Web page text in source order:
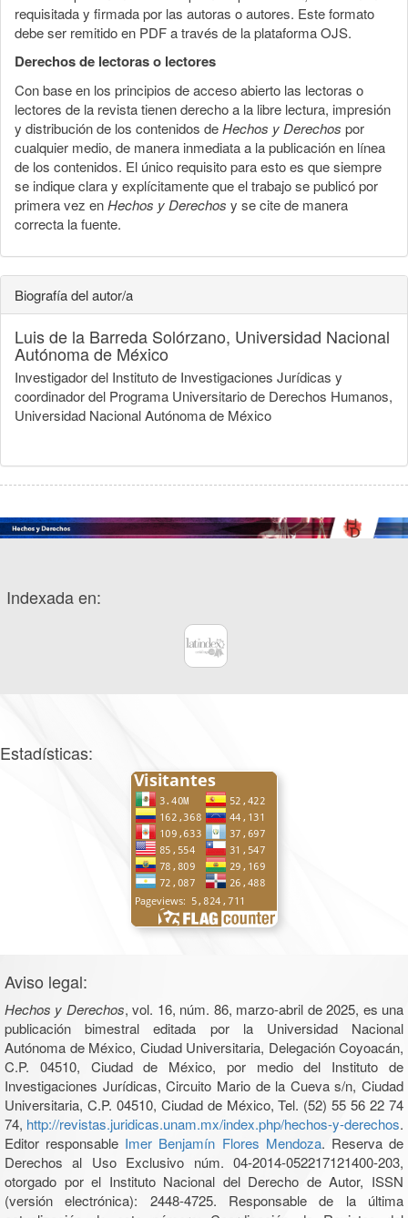
requisitada y firmada por las autoras o autores. Este formato
debe ser remitido en PDF a través de la plataforma OJS.
Derechos de lectoras o lectores
Con base en los principios de acceso abierto las lectoras o
lectores de la revista tienen derecho a la libre lectura, impresión
y distribución de los contenidos deHechos y Derechos por
cualquier medio, de manera inmediata a la publicación en línea
de los contenidos. El único requisito para esto es que siempre
se indique clara y explícitamente que el trabajo se publicó por
primera vez enHechos y Derechos y se cite de manera
correcta la fuente.
Biografía del autor/a
Luis de la Barreda Solórzano, Universidad Nacional
Autónoma de México
Investigador del Instituto de Investigaciones Jurídicas y
coordinador del Programa Universitario de Derechos Humanos,
Universidad Nacional Autónoma de México
Indexada en:
Estadísticas:
Aviso legal:
Hechos y Derechos, vol. 16, núm. 86, marzo-abril de 2025, es una
publicación bimestral editada por la Universidad Nacional
Autónoma de México, Ciudad Universitaria, Delegación Coyoacán,
C.P. 04510, Ciudad de México, por medio del Instituto de
Investigaciones Jurídicas, Circuito Mario de la Cueva s/n, Ciudad
Universitaria, C.P. 04510, Ciudad de México, Tel. (52) 55 56 22 74
74, http://revistas.juridicas.unam.mx/index.php/hechos-y-derechos.
Editor responsable Imer Benjamín Flores Mendoza. Reserva de
Derechos al Uso Exclusivo núm. 04-2014-052217121400-203,
otorgado por el Instituto Nacional del Derecho de Autor, ISSN
(versión electrónica): 2448-4725. Responsable de la última